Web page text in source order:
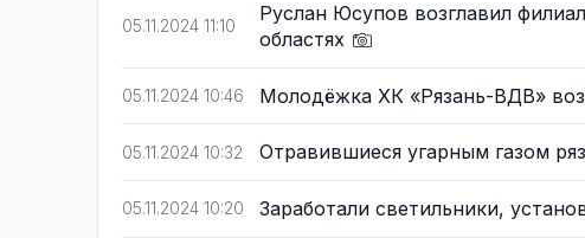
05.11.2024 11:10
Руслан Юсупов возглавил
областях
05.11.2024 10:46 Молодёжка ХК «Рязань-ВДВ»
05.11.2024 10:32 Отравившиеся угарным газом
05.11.2024 10:20 Заработали светильники,